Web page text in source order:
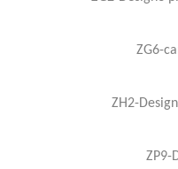
ZG6-
ZH2-
ZP9-